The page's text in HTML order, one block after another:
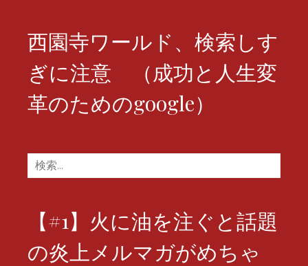
西園寺ワールド、検索しす
ぎに注意 （成功と人生変
革のためのgoogle）
検
索:
【#1】火に油を注ぐと話題
の炎上メルマガがめちゃ